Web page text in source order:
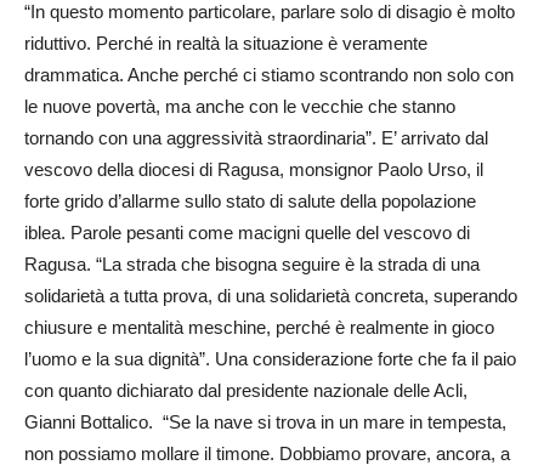
“In questo momento particolare, parlare solo di disagio è molto
riduttivo. Perché in realtà la situazione è veramente
drammatica. Anche perché ci stiamo scontrando non solo con
le nuove povertà, ma anche con le vecchie che stanno
tornando con una aggressività straordinaria”. E’ arrivato dal
vescovo della diocesi di Ragusa, monsignor Paolo Urso, il
forte grido d’allarme sullo stato di salute della popolazione
iblea. Parole pesanti come macigni quelle del vescovo di
Ragusa. “La strada che bisogna seguire è la strada di una
solidarietà a tutta prova, di una solidarietà concreta, superando
chiusure e mentalità meschine, perché è realmente in gioco
l’uomo e la sua dignità”. Una considerazione forte che fa il paio
con quanto dichiarato dal presidente nazionale delle Acli,
Gianni Bottalico. “Se la nave si trova in un mare in tempesta,
non possiamo mollare il timone. Dobbiamo provare, ancora, a